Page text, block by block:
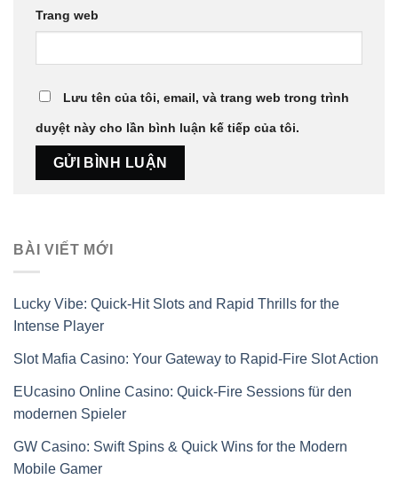
Trang web
Lưu tên của tôi, email, và trang web trong trình
duyệt này cho lần bình luận kế tiếp của tôi.
BÀI VIẾT MỚI
Lucky Vibe: Quick‑Hit Slots and Rapid Thrills for the
Intense Player
Slot Mafia Casino: Your Gateway to Rapid‑Fire Slot Action
EUcasino Online Casino: Quick‑Fire Sessions für den
modernen Spieler
GW Casino: Swift Spins & Quick Wins for the Modern
Mobile Gamer